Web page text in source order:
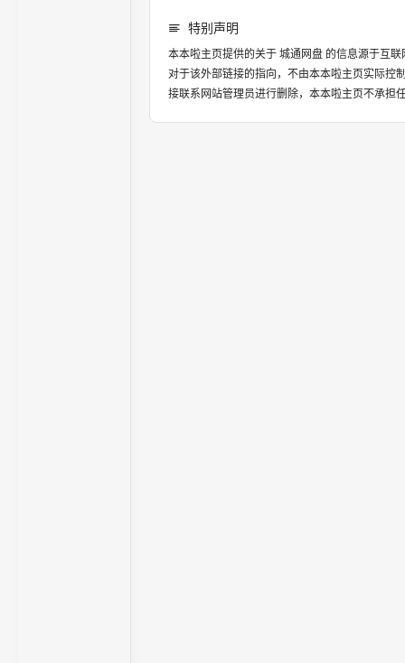
特别声明
本本啦主页提供的关于城通网盘的信息源于互联
对于该外部链接的指向，不由本本啦主页实际控
接联系网站管理员进行删除，本本啦主页不承担